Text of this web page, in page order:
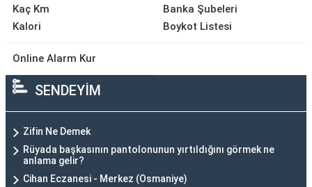
Kaç Km
Kalori
Banka Şubeleri
Boykot Listesi
Online Alarm Kur
SENDEYİM
Zifin Ne Demek
Rüyada başkasının pantolonunun yırtıldığını görmek ne
anlama gelir?
Cihan Eczanesi - Merkez (Osmaniye)